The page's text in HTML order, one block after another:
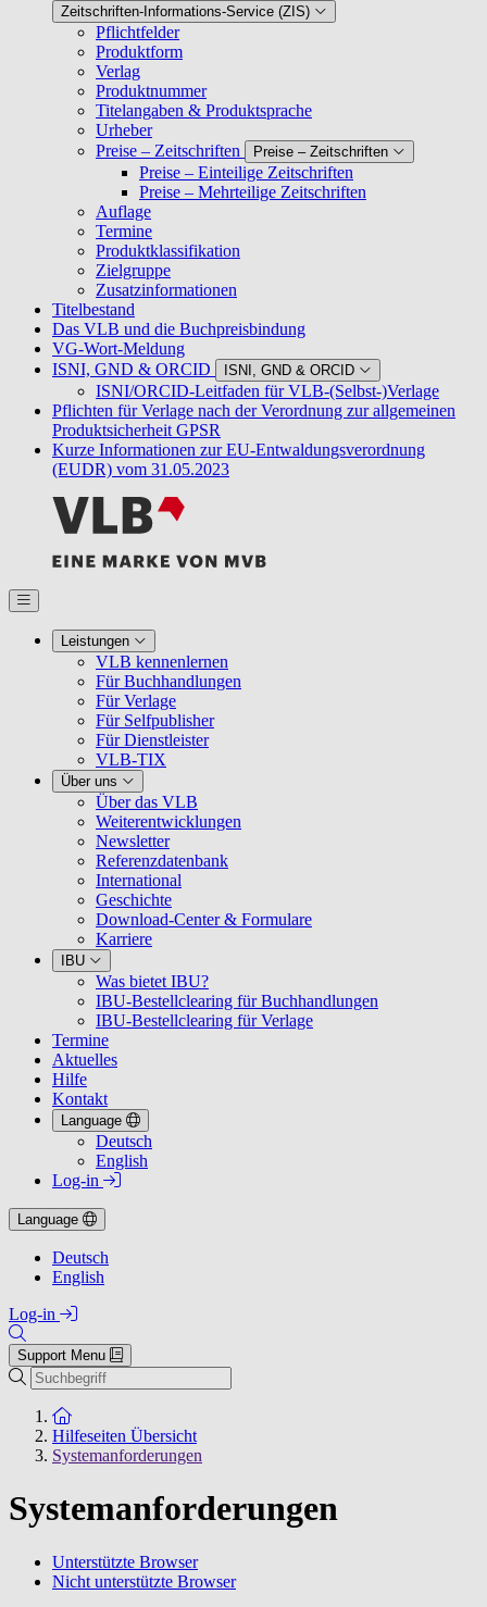
Zeitschriften-Informations-Service (ZIS)
Pflichtfelder
Produktform
Verlag
Produktnummer
Titelangaben & Produktsprache
Urheber
Preise – Zeitschriften
Preise – Zeitschriften
Preise – Einteilige Zeitschriften
Preise – Mehrteilige Zeitschriften
Auflage
Termine
Produktklassifikation
Zielgruppe
Zusatzinformationen
Titelbestand
Das VLB und die Buchpreisbindung
VG-Wort-Meldung
ISNI, GND & ORCID
ISNI, GND & ORCID
ISNI/ORCID-Leitfaden für VLB-(Selbst-)Verlage
Pflichten für Verlage nach der Verordnung zur allgemeinen
Produktsicherheit GPSR
Kurze Informationen zur EU-Entwaldungsverordnung
(EUDR) vom 31.05.2023
Leistungen
VLB kennenlernen
Für Buchhandlungen
Für Verlage
Für Selfpublisher
Für Dienstleister
VLB-TIX
Über uns
Über das VLB
Weiterentwicklungen
Newsletter
Referenzdatenbank
International
Geschichte
Download-Center & Formulare
Karriere
IBU
Was bietet IBU?
IBU-Bestellclearing für Buchhandlungen
IBU-Bestellclearing für Verlage
Termine
Aktuelles
Hilfe
Kontakt
Language
Deutsch
English
Log-in
Language
Deutsch
English
Log-in
Support Menu
Suchen
Zur Startseite
Hilfeseiten Übersicht
Systemanforderungen
Systemanforderungen
Unterstützte Browser
Nicht unterstützte Browser